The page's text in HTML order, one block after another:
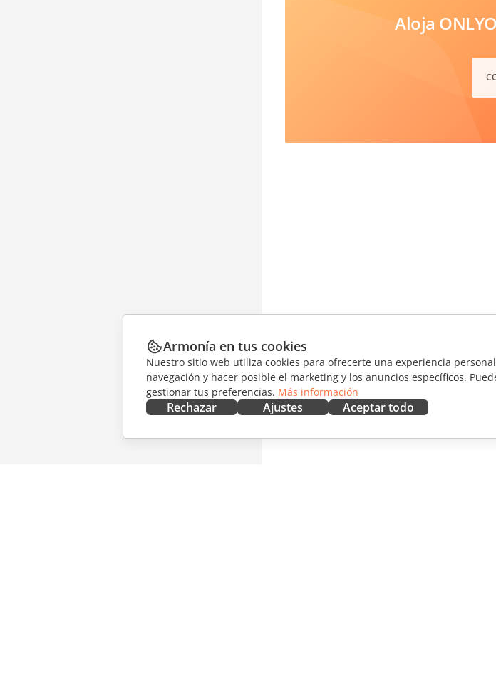
Aloja
Armonía en tus cookies
Nuestro sitio web utiliza cookies para ofrecerte una experiencia
navegación y hacer posible el marketing y los anuncios específicos.
gestionar tus preferencias. Más información
Rechazar Ajustes Aceptar todo